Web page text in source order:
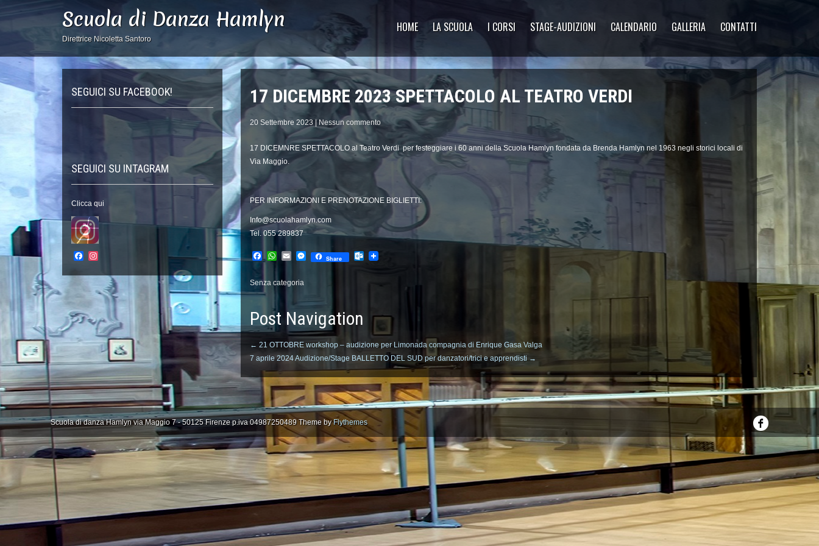
Scuola di Danza Hamlyn
Direttrice Nicoletta Santoro
HOME LA SCUOLA I CORSI STAGE-AUDIZIONI CALENDARIO GALLERIA CONTATTI
SEGUICI SU FACEBOOK!
SEGUICI SU INTAGRAM
Clicca qui
Facebook
17 DICEMBRE 2023 SPETTACOLO AL TEATRO VERDI
20 Settembre 2023 | Nessun commento
17 DICEMNRE SPETTACOLO al Teatro Verdi per festeggiare i 60 anni della Scuola Hamlyn fondata da Brenda Hamlyn nel 1963 negli storici locali di
Via Maggio.
PER INFORMAZIONI E PRENOTAZIONE BIGLIETTI:
Info@scuolahamlyn.com
Tel. 055 289837
Facebook
WhatsApp
EmailMessenger
Share Outlook.com
Senza categoria
Post Navigation
← 21 OTTOBRE workshop – audizione per Limonada compagnia di Enrique Gasa Valga
7 aprile 2024 Audizione/Stage BALLETTO DEL SUD per danzatori/trici e apprendisti →
Scuola di danza Hamlyn via Maggio 7 - 50125 Firenze p.iva 04987250489 Theme byFlythemes